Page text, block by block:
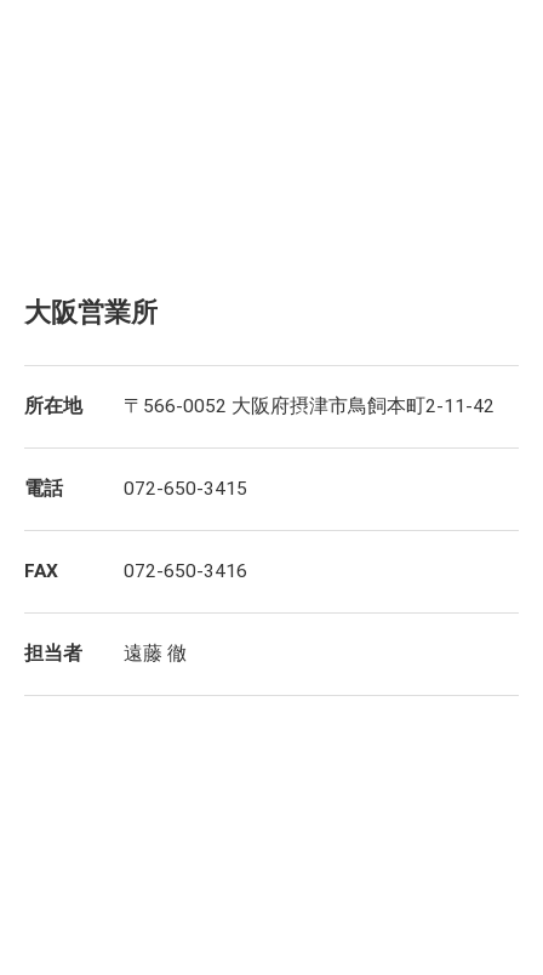
大阪営業所
所在地 〒566-0052 大阪府摂津市鳥飼本町2-11-42
電話 072-650-3415
FAX 072-650-3416
担当者 遠藤 徹